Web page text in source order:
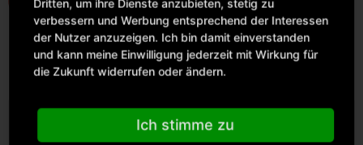
Beschreibung
Quadra, Pro Team Holdall Material: Polyester
Dritten, um ihre Dienste anzubieten, stetig zu
verbessern und Werbung entsprechend der Interessen
der Nutzer anzuzeigen. Ich bin damit einverstanden
und kann meine Einwilligung jederzeit mit Wirkung für
die Zukunft widerrufen oder ändern.
Ich stimme zu